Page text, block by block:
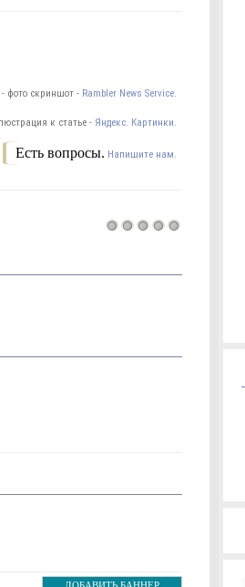
фото скриншот - Rambler News Service.
к статье - Яндекс. Картинки.
Есть вопросы. Напишите нам.